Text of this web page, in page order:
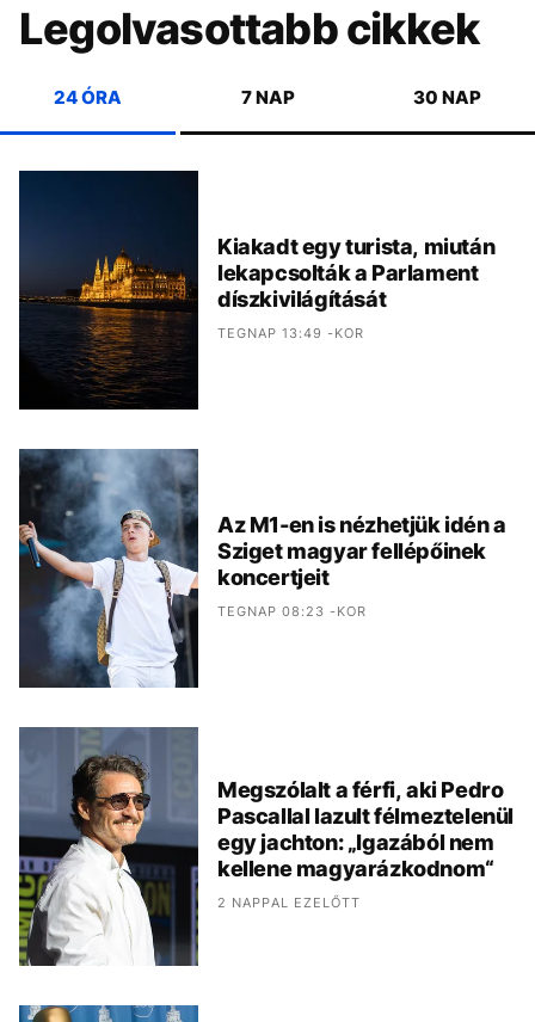
Legolvasottabb cikkek
24 ÓRA 7 NAP 30 NAP
Kiakadt egy turista, miután
lekapcsolták a Parlament
díszkivilágítását
TEGNAP 13:49 -KOR
Az M1-en is nézhetjük idén a
Sziget magyar fellépőinek
koncertjeit
TEGNAP 08:23 -KOR
Megszólalt a férfi, aki Pedro
Pascallal lazult félmeztelenül
egy jachton: „Igazából nem
kellene magyarázkodnom“
2 NAPPAL EZELŐTT